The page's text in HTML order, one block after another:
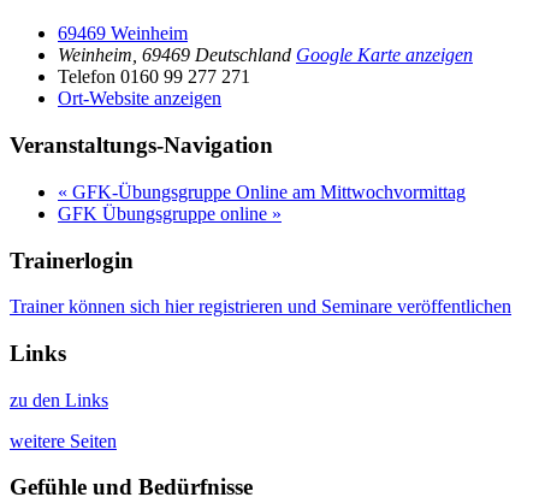
69469 Weinheim
Weinheim, 69469 Deutschland Google Karte anzeigen
Telefon 0160 99 277 271
Ort-Website anzeigen
Veranstaltungs-Navigation
« GFK-Übungsgruppe Online am Mittwochvormittag
GFK Übungsgruppe online »
Trainerlogin
Trainer können sich hier registrieren und Seminare veröffentlichen
Links
zu den Links
weitere Seiten
Gefühle und Bedürfnisse